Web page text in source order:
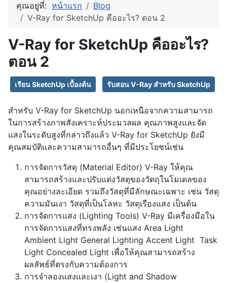
คุณอยู่ที่: หน้าแรก
Blog
V-Ray for SketchUp คืออะไร? ตอน 2
V-Ray for SketchUp คืออะไร?
ตอน 2
เรียน SketchUp เบื้องต้น รับสอน V-Ray สำหรับ SketchUp
สำหรับ V-Ray for SketchUp นอกเหนือจากความสามารถ
ในการสร้างภาพสังเคราะห์ประมวลผล คุณภาพสูงและจัด
แสงในระดับสูงที่กล่าวถึงแล้ว V-Ray for SketchUp ยังมี
คุณสมบัติและความสามารถอื่นๆ ที่มีประโยชน์เช่น
การจัดการวัสดุ (Material Editor) V-Ray ให้คุณ
สามารถสร้างและปรับแต่งวัสดุของวัตถุในโมเดลของ
คุณอย่างละเอียด รวมถึงวัสดุที่มีลักษณะเฉพาะ เช่น วัสดุ
ความมันเงา วัสดุที่เป็นโลหะ วัสดุเรืองแสง เป็นต้น
การจัดการแสง (Lighting Tools) V-Ray มีเครื่องมือใน
การจัดการแสงที่ทรงพลัง เช่นแสง Area Light
Ambient Light General Lighting Accent Light Task
Light Concealed Light เพื่อให้คุณสามารถสร้าง
ผลลัพธ์ที่ตรงกับความต้องการ
การจำลองแสงและเงา (Light and Shadow